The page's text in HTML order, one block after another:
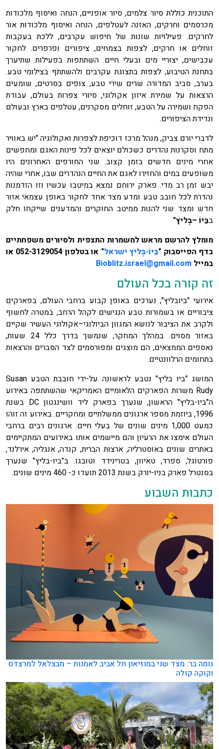
התוכנית כוללת סיור צלמים, סיור אופניים, הנחה ואיסוף מלכודות
מכרסמים וחרקים, האזנה לעטלפים, הנחה ואיסוף מלכודות אור
לחרקים. פעילויות שונות של חיפוש עקרבים, ללכת בעקבות
זוחלים או חרקים, לצפות בצמחים, ציפורים ופרפרים. לחקור
עכבישים, יצוריי מים ובעלי חיים. השתתפות בפעילות שתיערך
בתחנת הטיבוע, לצפות בתצוגת עקרבים ולהשתתף בצילומי טבע.
בערב, סביב המדורה שרים שירי טבע, צופים בסרטים, שומעים
הרצאות על שמירת איזון אקולוגי, סיורי צפרות בעולם, עבודת
הפקח ושמירה על הטבע, זוחלים מסקרנים, עטלפים בארץ ובעולם
ונדידת הציפורים.
לדברי יורם צביק, מנהל מרכז דוכיפת לצפרות ואקולוגיה "יש באוויר
מתח וסקרנות נהדרים כשכולם יוצאים לכל פינות האגם ומחפשים
אחרי מינים חדשים בזמן קצוב. שני החורפים האחרונים היו
משופעים במים והחזירו לאגם את החיים הנהדרים שבו, אחרי שהיה
יבש זמן רב מדי. פארק ירוחם נמצא במיטבו עכשיו וזו הזדמנות
נהדרת לכל חובב טבע ומדע מצד אחד לחקור באופן עצמאי אזור
חדש ומצד שני להנות ממיטב החוקרים והמדענים שייקחו חלק
בבַּיוֹ –בְּליץ"
מומלץ להרשם מראש למשמרות התצפית ולסיורים משפחתיים
בדף הפייסבוק "בַּיוֹ-בְּליץ ישראל
" או בטלפון 052-3129054 או
במייל Bioblitz.israel@gmail.com
זה קורה בכל העולם
אירועי "ביובליץ", נערכים באופן קבוע ברחבי העולם, בפארקים
ציבוריים או בשמורות טבע הנגישים לקהל הרחב, במטרה לחשוף
ולקרב את הציבור לנושא המגוון הביולוגי–אקולוגי העשיר שקיים
באזור מסוים. במהלך המחקר, שנמשך בדרך כלל 24 שעות,
נאספים הממצאים, הם מוצגים ומפורסמים לצד הסברים והרצאות
בתחומים הרלוונטיים.
המושג "ביו בליץ" נטבע לראשונה על-ידי חובבת הטבע Susan
Rudy משרות הפארקים הלאומיים האמריקאי שהשתתפה באירוע
ה"ביו-בליץ" הראשון, שנערך בפארק ליד וושינגטון DC בשנת
1996, ביוזמת מספר ארגונים ממשלתיים ומחקריים. באירוע זה זוהו
כמעט 1,000 מינים שונים של בעלי חיים. ארגונים רבים ברחבי
העולם אימצו את הרעיון והם מיישמים אותו באירועים המתקיימים
באתרים שונים באוסטרליה, ארצות הברית, קנדה, אנגליה, אירלנד,
פורטוגל, ספרד, טאיוון, בטרינידד וטובגו. ב"ביו-בליץ" שנערך
בסנטרל פארק בניו-יורק בשנת 2013 תועדו כ- 460 מינים שונים.
כתבות השבוע
נומה בר: מצד שני במוזיאון תל אביב לאמנות – מבצלאל למרצדס
וקוקה קולה